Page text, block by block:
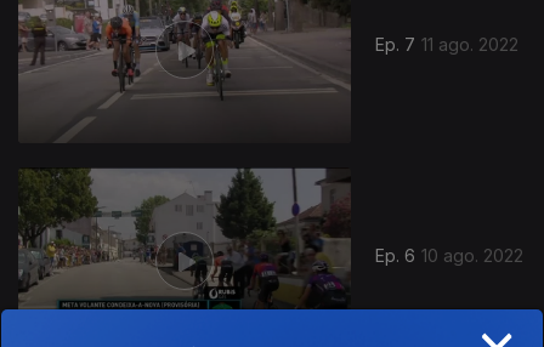
Ep. 7 11 ago. 2022
Ep. 6 10 ago. 2022